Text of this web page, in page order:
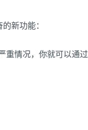
新功能：
重情况，你就可以通过